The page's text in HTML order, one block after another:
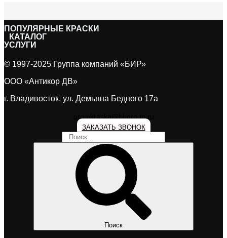
ПОПУЛЯPНЫЕ КРАСКИ
КАТАЛОГ
УСЛУГИ
© 1997-2025 Группа компаний «БИР»
ООО «Антикор ДВ»
г. Владивосток, ул. Демьяна Бедного 17а
ЗАКАЗАТЬ ЗВОНОК
Поиск